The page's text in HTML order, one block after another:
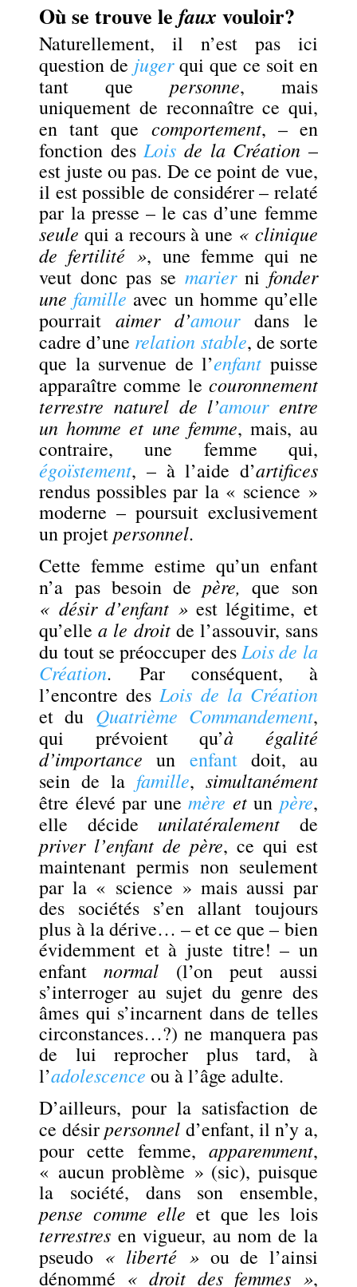
Où se trouve lefaux vouloir?
Naturellement, il n’est pas ici
question de jugerqui que ce soit en
tant que personne, mais
uniquement de reconnaître ce qui,
en tant que comportement, – en
fonction desLois de la Création –
est juste ou pas. De ce point de vue,
il est possible de considérer – relaté
par la presse – le cas d’une femme
seule qui a recours à une « clinique
de fertilité », une femme qui ne
veut donc pas se marierni fonder
une famille avec un homme qu’elle
pourraitaimer d’amourdans le
cadre d’une relation stable, de sorte
que la survenue de l’enfant puisse
apparaître comme le couronnement
terrestre naturel de l’amourentre
un homme et une femme, mais, au
contraire, une femme qui,
égoïstement, – à l’aide d’artifices
rendus possibles par la « science »
moderne – poursuit exclusivement
un projetpersonnel.
Cette femme estime qu’un enfant
n’a pas besoin depère,que son
« désir d’enfant » est légitime, et
qu’ellea le droitde l’assouvir, sans
du tout se préoccuper desLois de la
Création.Par conséquent, à
l’encontre desLois de la Création
et du Quatrième Commandement,
qui prévoient qu’à égalité
d’importance un enfantdoit, au
sein de la famille, simultanément
être élevé par unemère etun père,
elle décide unilatéralement de
priver l’enfant de père, ce qui est
maintenant permis non seulement
par la « science » mais aussi par
des sociétés s’en allant toujours
plus à la dérive… – et ce que – bien
évidemment et à juste titre! – un
enfantnormal (l’on peut aussi
s’interroger au sujet du genre des
âmes qui s’incarnent dans de telles
circonstances…?) ne manquera pas
de lui reprocher plus tard, à
l’adolescence ou à l’âge adulte.
D’ailleurs, pour la satisfaction de
ce désirpersonnel d’enfant, il n’y a,
pour cette femme, apparemment,
« aucun problème » (sic), puisque
la société, dans son ensemble,
pense comme elle et que les lois
terrestres en vigueur, au nom de la
pseudo « liberté » ou de l’ainsi
dénommé « droit des femmes »,